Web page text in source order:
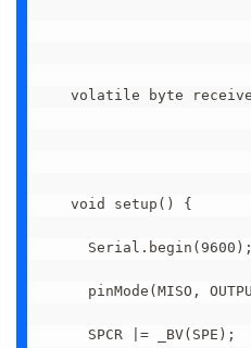
volatile byte
void setup() {
Serial.begin(9600);
pinMode(MISO,
SPCR |= _BV(SPE);